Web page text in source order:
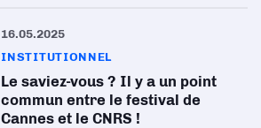
16.05.2025
INSTITUTIONNEL
Le saviez-vous ? Il y a un point
commun entre le festival de
Cannes et le CNRS !